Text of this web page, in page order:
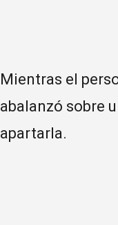
Mientras el
abalanzó sobre
apartarla.